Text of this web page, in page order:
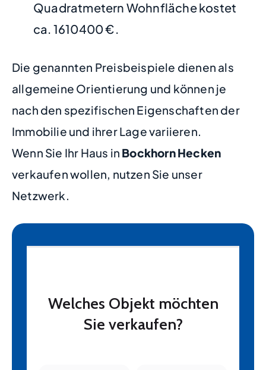
Quadratmetern Wohnfläche kostet
ca. 1610400 €.
Die genannten Preisbeispiele dienen als
allgemeine Orientierung und können je
nach den spezifischen Eigenschaften der
Immobilie und ihrer Lage variieren.
Wenn Sie Ihr Haus in Bockhorn Hecken
verkaufen wollen, nutzen Sie unser
Netzwerk.